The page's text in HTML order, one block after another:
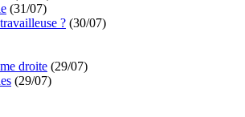
(31/07)
? (30/07)
droite (29/07)
(29/07)